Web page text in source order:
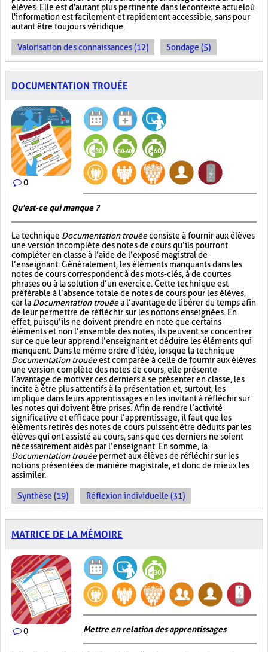
élèves. Elle est d'autant plus pertinente dans le contexte actuel où
l'information est facilement et rapidement accessible, sans pour
autant être toujours véridique.
Valorisation des connaissances (12) Sondage (5)
DOCUMENTATION TROUÉE
0
Qu'est-ce qui manque ?
La technique Documentation trouéeconsiste à fournir aux élèves
une version incomplète des notes de cours qu’ils pourront
compléter en classe à l’aide de l’exposé magistral de
l’enseignant. Généralement, les éléments manquants dans les
notes de cours correspondent à des mots-clés, à de courtes
phrases ou à la solution d’un exercice. Cette technique est
préférable à l’absence totale de notes de cours pour les élèves,
car la Documentation trouéea l’avantage de libérer du temps afin
de leur permettre de réfléchir sur les notions enseignées. En
effet, puisqu’ils ne doivent prendre en note que certains
éléments et non l’ensemble des notes, ils peuvent se concentrer
sur ce que leur apprend l’enseignant et déduire les éléments qui
manquent. Dans le même ordre d’idée, lorsque la technique
Documentation trouéeest comparée à celle de fournir aux élèves
une version complète des notes de cours, elle présente
l’avantage de motiver ces derniers à se présenter en classe, les
incite à être plus attentifs à la présentation et, surtout, les
implique dans leurs apprentissages en les invitant à réfléchir sur
les notes qui doivent être prises. Afin de rendre l’activité
significative et efficace pour l’apprentissage, il faut que les
éléments retirés des notes de cours puissent être déduits par les
élèves qui ont assisté au cours, sans que ces derniers ne soient
nécessairement aidés par l’enseignant. En somme, la
Documentation trouéepermet aux élèves de réfléchir sur les
notions présentées de manière magistrale, et donc de mieux les
assimiler.
Synthèse (19) Réflexion individuelle (31)
MATRICE DE LA MÉMOIRE
0 Mettre en relation des apprentissages